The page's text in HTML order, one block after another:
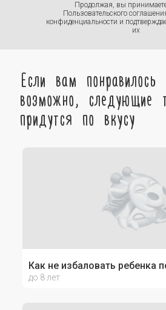
Продолжая, вы
Пользовательского
конфиденциальности и
их
Если вам понравилось
возможно, следующие
придутся по вкусу
Как не избаловать ребенка
до 8 лет